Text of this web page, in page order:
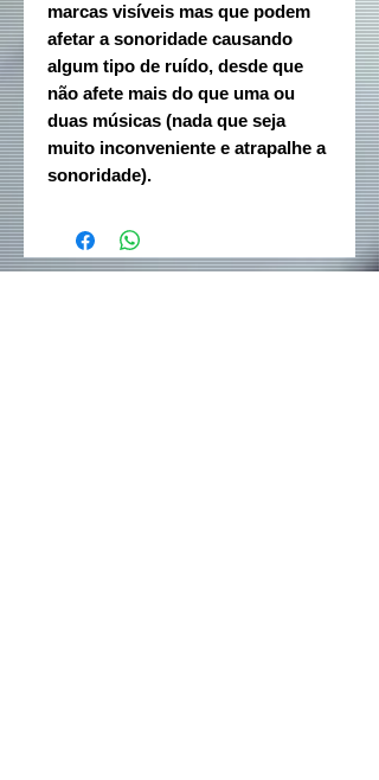
marcas visíveis mas que podem
afetar a sonoridade causando
algum tipo de ruído, desde que
não afete mais do que uma ou
duas músicas (nada que seja
muito inconveniente e atrapalhe a
sonoridade).